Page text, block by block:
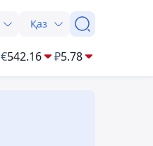
Қаз
€542.16 ₽5.78